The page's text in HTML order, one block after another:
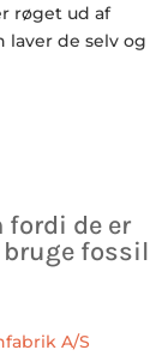
røget ud af
de selv og
de er
fossil
A/S